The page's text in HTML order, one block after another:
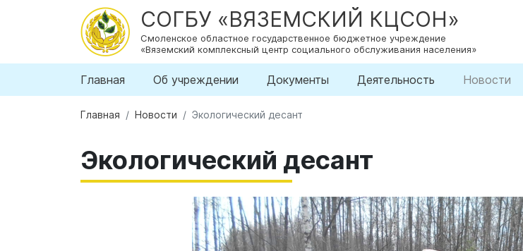
СОГБУ «ВЯЗЕМСКИЙ КЦСОН»
Смоленское областное государственное бюджетное учреждение
«Вяземский комплексный центр социального обслуживания населения»
Главная Об учреждении Документы Деятельность Новости
Главная Новости Экологический десант
Экологический десант